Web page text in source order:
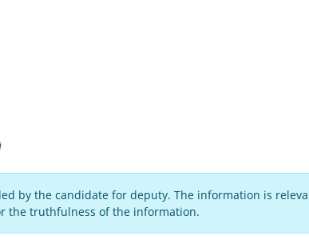
by the candidate for deputy. The information is
the truthfulness of the information.